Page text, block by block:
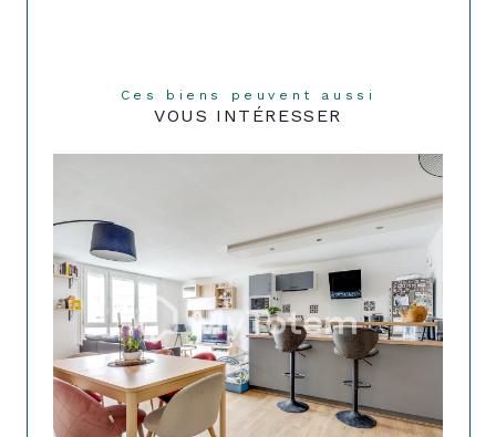
Ces biens peuvent aussi
VOUS INTÉRESSER